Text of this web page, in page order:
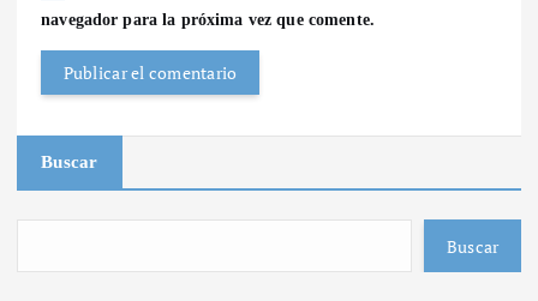
navegador para la próxima vez que comente.
Buscar
Buscar